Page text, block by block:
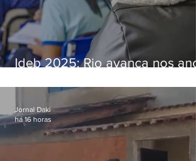
Ideb 2025: Rio avança nos
nacional
Jornal Daki
há 16 horas